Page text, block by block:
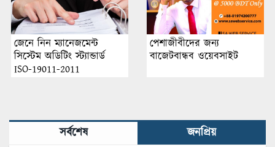
জেনে নিন ম্যানেজমেন্ট
সিস্টেম অডিটিং স্ট্যান্ডার্ড
ISO-19011-2011
পেশাজীবীদের জন্য
বাজেটবান্ধব ওয়েবসাইট
সর্বশেষ জনপ্রিয়